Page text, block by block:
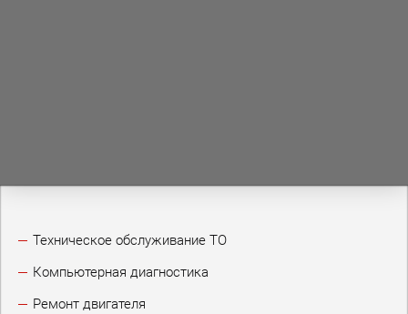
Техническое обслуживание ТО
Компьютерная диагностика
Ремонт двигателя